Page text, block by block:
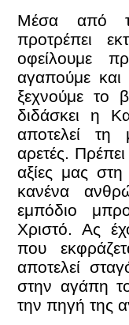
Μέσα από
προτρέπει
οφείλουμε
αγαπούμε
ξεχνούμε το
διδάσκει η
αποτελεί τη
αρετές.
αξίες μας
κανένα
εμπόδιο
Χριστό. Ας
που
αποτελεί
στην αγάπη
την πηγή της